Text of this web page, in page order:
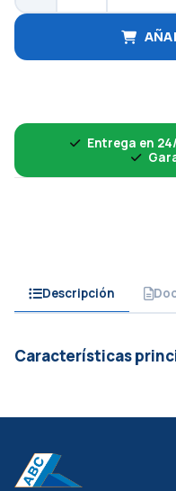
Entrega en
Descripción
Características